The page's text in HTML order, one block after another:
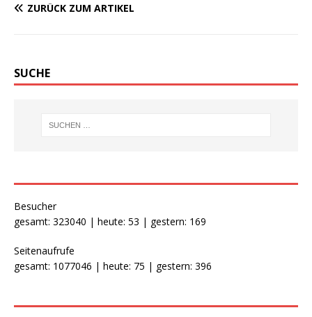
ZURÜCK ZUM ARTIKEL
SUCHE
Besucher
gesamt: 323040 | heute: 53 | gestern: 169
Seitenaufrufe
gesamt: 1077046 | heute: 75 | gestern: 396